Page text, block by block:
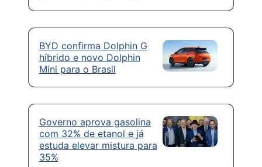
BYD confirma Dolphin G
híbrido e novo Dolphin
Mini para o Brasil
Governo aprova gasolina
com 32% de etanol e já
estuda elevar mistura para
35%